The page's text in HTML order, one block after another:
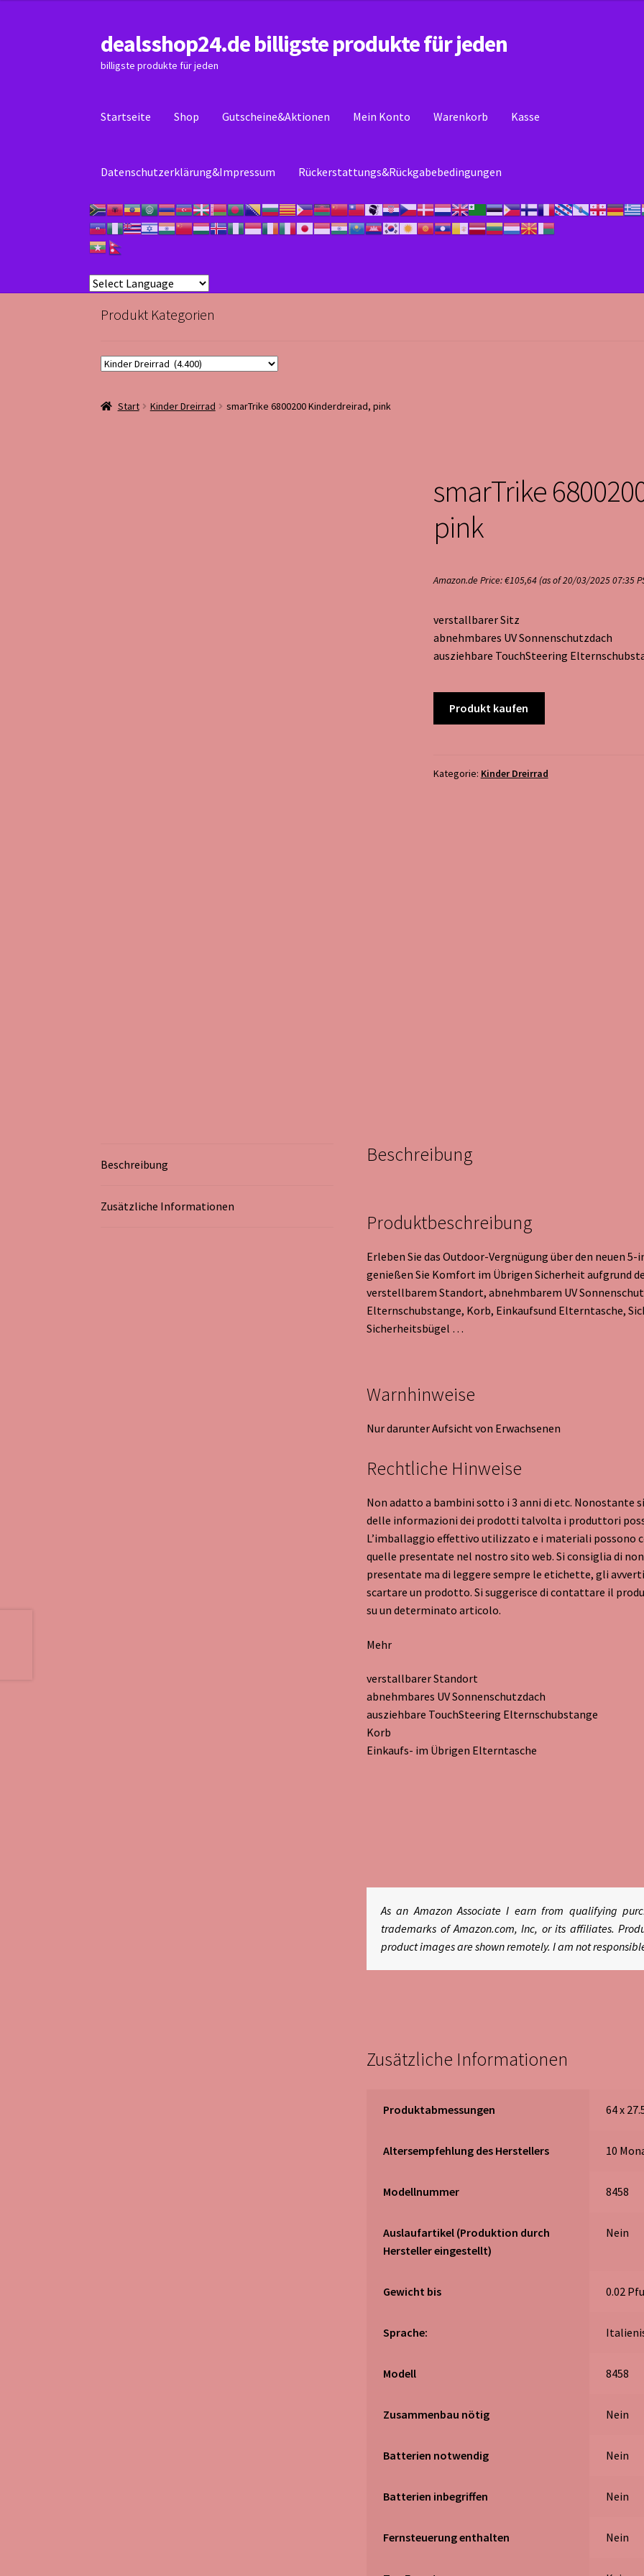
Zur
Navigation
springen
Zum
Inhalt
springen
dealsshop24.de billigste produkte für jeden
billigste produkte für jeden
Startseite Shop Gutscheine&Aktionen Mein Konto Warenkorb Kasse
Datenschutzerklärung&Impressum Rückerstattungs&Rückgabebedingungen
StartDatenschutzerklärung&Impressum
Produkt Kategorien
Start Kinder Dreirrad smarTrike 6800200 Kinderdreirad, pink
smarTrike
pink
Amazon.de Price:€105,64(as of 20/03/2025 07:35
verstallbarer Sitz
abnehmbares UV Sonnenschutzdach
ausziehbare TouchSteering
Produkt kaufen
Kategorie: Kinder Dreirrad
Beschreibung
Zusätzliche Informationen
Beschreibung
Produktbeschreibung
Erleben Sie das Outdoor-Vergnügung über den neuen
genießen Sie Komfort im Übrigen Sicherheit aufgrund
verstellbarem Standort, abnehmbarem UV
Elternschubstange, Korb, Einkaufsund Elterntasche,
Sicherheitsbügel …
Warnhinweise
Nur darunter Aufsicht von Erwachsenen
Rechtliche Hinweise
Non adatto a bambini sotto i 3 anni di etc. Nonostante
delle informazioni dei prodotti talvolta i produttori
L’imballaggio effettivo utilizzato e i materiali possono
quelle presentate nel nostro sito web. Si consiglia di
presentate ma di leggere sempre le etichette, gli
scartare un prodotto. Si suggerisce di contattare il
su un determinato articolo.
Mehr
verstallbarer Standort
abnehmbares UV Sonnenschutzdach
ausziehbare TouchSteering Elternschubstange
Korb
Einkaufs- im Übrigen Elterntasche
As an Amazon Associate I earn from qualifying
trademarks of Amazon.com, Inc, or its affiliates.
product images are shown remotely. I am not
Zusätzliche Informationen
Produktabmessungen ‎64 x
Altersempfehlung des Herstellers ‎10
Modellnummer ‎8458
Auslaufartikel (Produktion durch
Hersteller eingestellt)
‎Nein
Gewicht bis ‎0.02
Sprache:
Modell ‎8458
Zusammenbau nötig ‎Nein
Batterien notwendig ‎Nein
Batterien inbegriffen ‎Nein
Fernsteuerung enthalten ‎Nein